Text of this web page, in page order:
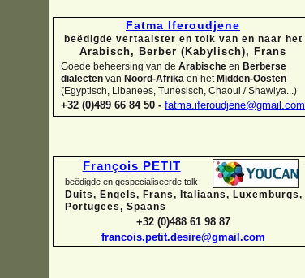
Fatma Iferoudjene
beëdigde vertaalster en tolk van en naar het
Arabisch, Berber (Kabylisch), Frans
Goede beheersing van de Arabische en Berberse
dialecten van Noord-Afrika en hetMidden-Oosten
(Egyptisch, Libanees, Tunesisch, Chaoui / Shawiya...)
+32 (0)489 66 84 50 - fatma.iferoudjene@gmail.com
François PETIT
beëdigde en gespecialiseerde tolk
Duits, Engels, Frans, Italiaans, Luxemburgs,
Portugees, Spaans
+32 (0)488 61 98 87
francois.petit.desire@gmail.com